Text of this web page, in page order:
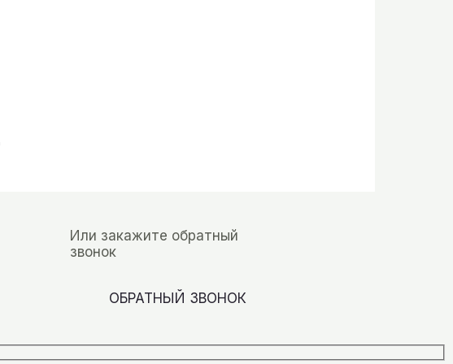
Или закажите обратный
звонок
ОБРАТНЫЙ ЗВОНОК